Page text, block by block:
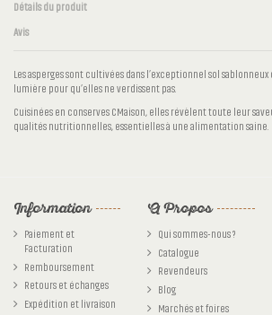
Détails du produit
Avis
Les asperges sont cultivées dans l’exceptionnel sol sablonneux
lumière pour qu’elles ne verdissent pas.
Cuisinées en conserves CMaison, elles révèlent toute leur
qualités nutritionnelles, essentielles à une alimentation saine.
Information
Paiement et
Facturation
Remboursement
Retours et échanges
Expédition et livraison
A Propos
Qui sommes-nous ?
Catalogue
Revendeurs
Blog
Marchés et foires